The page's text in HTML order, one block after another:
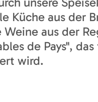
Küche aus der
aus der
de Pays",
wird.